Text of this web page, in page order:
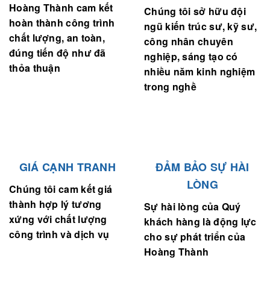
Hoàng Thành cam kết
hoàn thành công trình
chất lượng, an toàn,
đúng tiến độ như đã
thỏa thuận
Chúng tôi sở hữu đội
ngũ kiến trúc sư, kỹ sư,
công nhân chuyên
nghiệp, sáng tạo có
nhiều năm kinh nghiệm
trong nghề
GIÁ CẠNH TRANH
Chúng tôi cam kết giá
thành hợp lý tương
xứng với chất lượng
công trình và dịch vụ
ĐẢM BẢO SỰ HÀI
LÒNG
Sự hài lòng của Quý
khách hàng là động lực
cho sự phát triển của
Hoàng Thành